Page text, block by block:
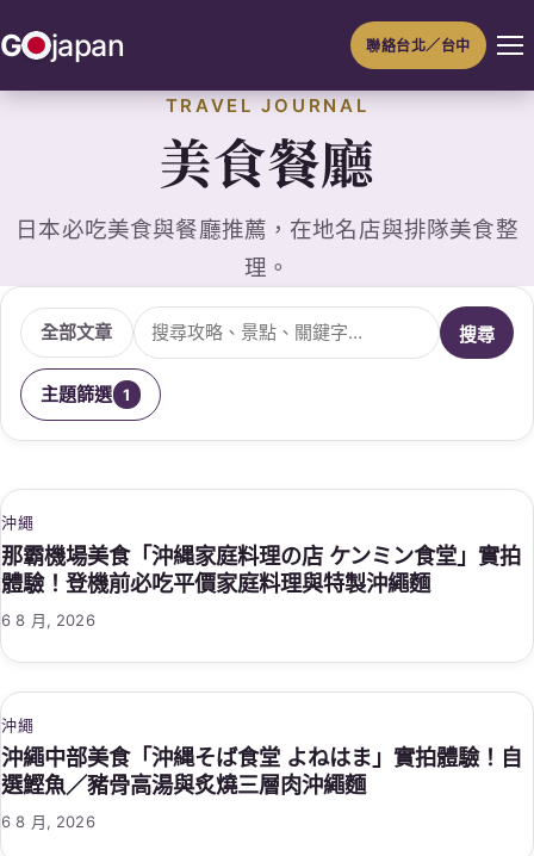
至
G japan 聯絡台北／台中
TRAVEL JOURNAL
美食餐廳
日本必吃美食與餐廳推薦，在地名店與排隊美食整
理。
全部文章 搜尋文章 搜尋
主題篩選 1
沖繩
那霸機場美食「沖縄家庭料理の店 ケンミン食堂」實拍
體驗！登機前必吃平價家庭料理與特製沖繩麵
6 8 月, 2026
沖繩
沖繩中部美食「沖縄そば食堂 よねはま」實拍體驗！自
選鰹魚／豬骨高湯與炙燒三層肉沖繩麵
6 8 月, 2026